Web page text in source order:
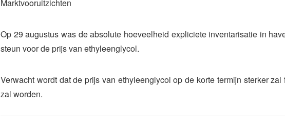
Marktvooruitzichten
Op 29 augustus was de absolute hoeveelheid expliciete inventarisatie in
steun voor de prijs van ethyleenglycol.
Verwacht wordt dat de prijs van ethyleenglycol op de korte termijn sterker
zal worden.